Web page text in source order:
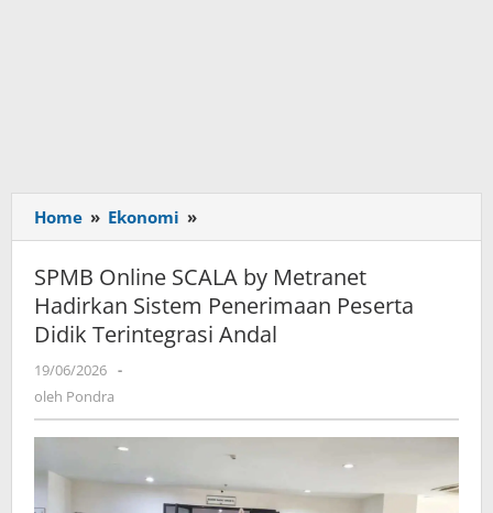
Home » Ekonomi »
Online
SCALA
by
Metranet
Hadirkan
Didik
Terintegrasi
Andal
SPMB Online SCALA by Metranet
Hadirkan Sistem Penerimaan Peserta
Didik Terintegrasi Andal
19/06/2026 oleh
-
oleh Pondra